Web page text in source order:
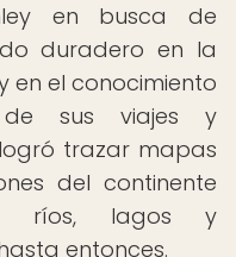
en busca de
duradero en la
en el conocimiento
sus viajes y
trazar mapas
del continente
ríos, lagos y
entonces.